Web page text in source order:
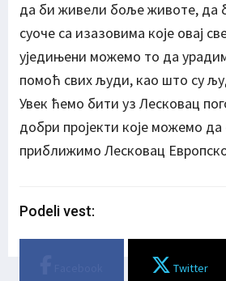
да би живели боље животе, да
суоче са изазовима које овај
уједињени можемо то да
помоћ свих људи, као што су
Увек ћемо бити уз Лесковац
добри пројекти које можемо
приближимо Лесковац
Podeli vest:
Twitter